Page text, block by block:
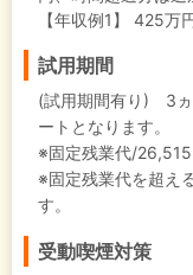
【年収例1】
425万
試用期間
(試用期間有り) 3
ートとなります。
※固定残業代/26,515
※固定残業代を超え
す。
受動喫煙対策